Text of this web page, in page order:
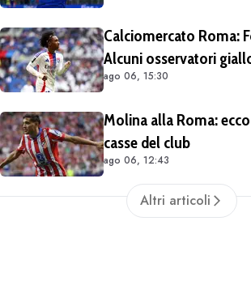
Calciomercato Roma:
Alcuni osservatori
match di Champions
ago 06, 15:30
Molina alla Roma:
casse del club
ago 06, 12:43
Altri articoli